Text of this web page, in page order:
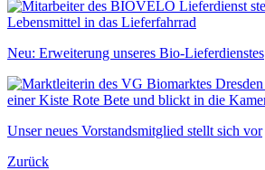
Neu: Erweiterung unseres Bio-Lieferdienstes
Unser neues Vorstandsmitglied stellt sich vor
Zurück